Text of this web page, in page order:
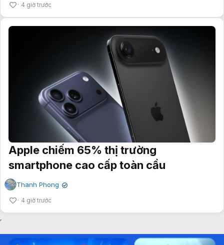
4 giờ trước
Apple chiếm 65% thị trường
smartphone cao cấp toàn cầu
Thanh Phong ✔
4 giờ trước